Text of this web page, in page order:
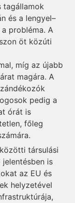
tagállamok
és a lengyel–
probléma. A
öt közúti
míg az újabb
magára. A
pedig a
órát is
főleg
társulási
is
az EU és
helyzetével